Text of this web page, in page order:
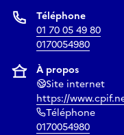
Téléphone
01 70 05 49 80
0170054980
À propos
Site internet
https://
Téléphone
0170054980